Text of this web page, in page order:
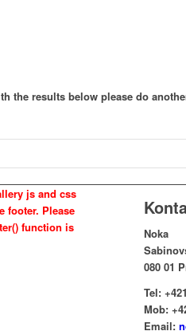
the results below please do
js and css
footer. Please
function is
Noka
080 01
Tel:
Mob:
Email: